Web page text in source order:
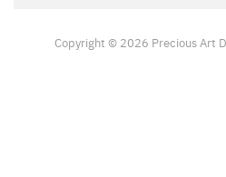
Copyright © 2026 Precious Art